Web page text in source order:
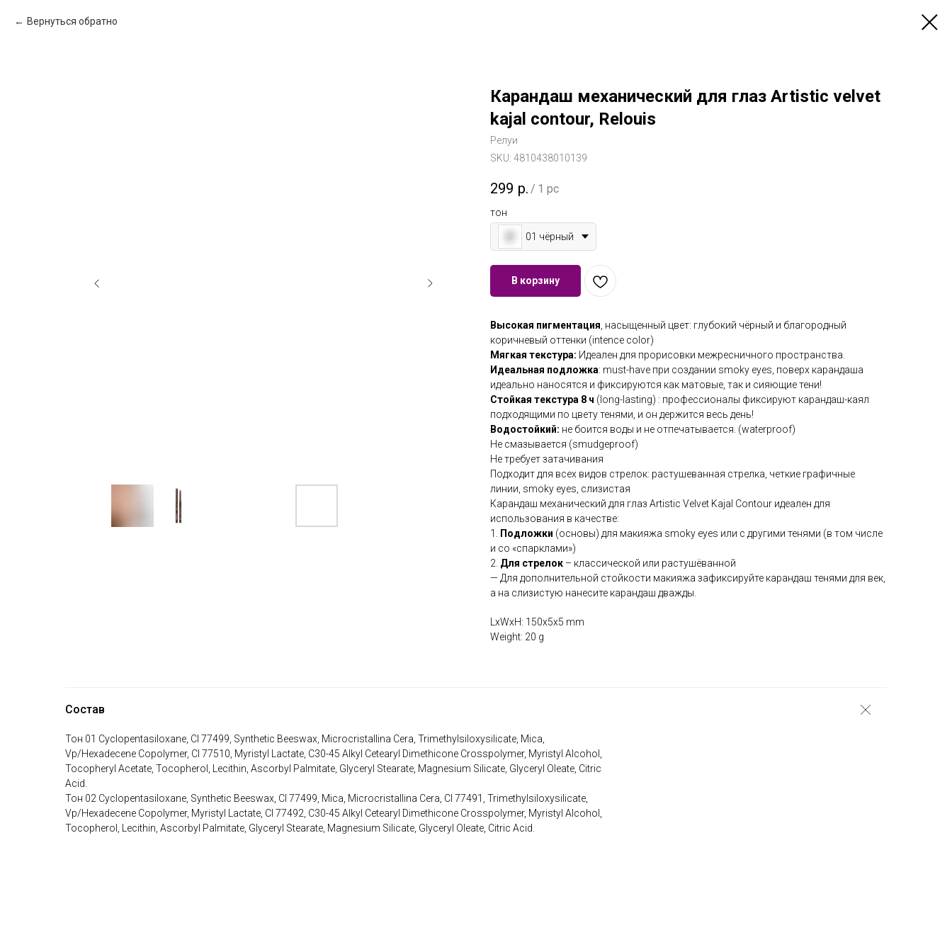
Вернуться обратно
Карандаш механический для глаз Artistic velvet
kajal contour, Relouis
Релуи
SKU: 4810438010139
299 р. / 1 pc
тон
01 чёрный
В корзину
Высокая пигментация, насыщенный цвет: глубокий чёрный и благородный
коричневый оттенки (intence color)
Мягкая текстура: Идеален для прорисовки межресничного пространства.
Идеальная подложка: must-have при создании smoky eyes, поверх карандаша
идеально наносятся и фиксируются как матовые, так и сияющие тени!
Стойкая текстура 8 ч (long-lasting) : профессионалы фиксируют карандаш-каял
подходящими по цвету тенями, и он держится весь день!
Водостойкий: не боится воды и не отпечатывается. (waterproof)
Не смазывается (smudgeproof)
Не требует затачивания
Подходит для всех видов стрелок: растушеванная стрелка, четкие графичные
линии, smoky eyes, слизистая
Карандаш механический для глаз Artistic Velvet Kajal Contour идеален для
использования в качестве:
1. Подложки (основы) для макияжа smoky eyes или с другими тенями (в том числе
и со «спарклами»)
2. Для стрелок – классической или растушёванной
— Для дополнительной стойкости макияжа зафиксируйте карандаш тенями для век,
а на слизистую нанесите карандаш дважды.
LxWxH: 150x5x5 mm
Weight: 20 g
Состав
Тон 01 Cyclopentasiloxane, CI 77499, Synthetic Beeswax, Microcristallina Сera, Trimethylsiloxysilicate, Mica,
Vp/Hexadecene Copolymer, CI 77510, Myristyl Lactate, С30-45 Alkyl Cetearyl Dimethicone Crosspolymer, Myristyl Alcohol,
Tocopheryl Acetate, Tocopherol, Lecithin, Ascorbyl Palmitate, Glyceryl Stearate, Magnesium Silicate, Glyceryl Oleate, Citric
Acid.
Тон 02 Cyclopentasiloxane, Synthetic Beeswax, CI 77499, Mica, Microcristallina Cera, CI 77491, Trimethylsiloxysilicate,
Vp/Hexadecene Copolymer, Myristyl Lactate, CI 77492, С30-45 Alkyl Cetearyl Dimethicone Crosspolymer, Myristyl Alcohol,
Tocopherol, Lecithin, Ascorbyl Palmitate, Glyceryl Stearate, Magnesium Silicate, Glyceryl Oleate, Citric Acid.